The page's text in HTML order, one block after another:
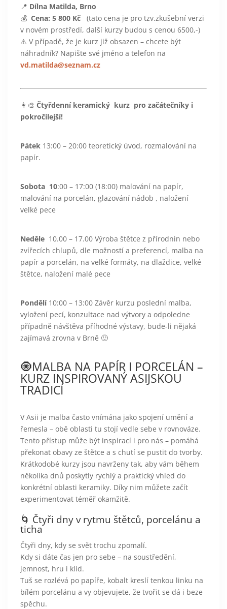
📍 Dílna Matilda, Brno
💰 Cena: 5 800 Kč (tato cena je pro tzv.zkušební verzi
v novém prostředí, další kurzy budou s cenou 6500,-)
⚠️ V případě, že je kurz již obsazen – chcete být
náhradník? Napište své jméno a telefon na
vd.matilda@seznam.cz
👩‍🎨 Čtyřdenní keramický kurz pro začátečníky i
pokročilejší!
Pátek 13:00 – 20:00 teoretický úvod, rozmalování na
papír.
Sobota 10:00 – 17:00 (18:00) malování na papír,
malování na porcelán, glazování nádob , naložení
velké pece
Neděle 10.00 – 17.00 Výroba štětce z přírodnin nebo
zvířecích chlupů, dle možností a preferencí, malba na
papír a porcelán, na velké formáty, na dlaždice, velké
štětce, naložení malé pece
Pondělí 10:00 – 13:00 Závěr kurzu poslední malba,
vyložení pecí, konzultace nad výtvory a odpoledne
případně návštěva příhodné výstavy, bude-li nějaká
zajímavá zrovna v Brně 🙂
🧿MALBA NA PAPÍR I PORCELÁN –
KURZ INSPIROVANÝ ASIJSKOU
TRADICÍ
V Asii je malba často vnímána jako spojení umění a
řemesla – obě oblasti tu stojí vedle sebe v rovnováze.
Tento přístup může být inspirací i pro nás – pomáhá
překonat obavy ze štětce a s chutí se pustit do tvorby.
Krátkodobé kurzy jsou navrženy tak, aby vám během
několika dnů poskytly rychlý a praktický vhled do
konkrétní oblasti keramiky. Díky nim můžete začít
experimentovat téměř okamžitě.
🌀 Čtyři dny v rytmu štětců, porcelánu a
ticha
Čtyři dny, kdy se svět trochu zpomalí.
Kdy si dáte čas jen pro sebe – na soustředění,
jemnost, hru i klid.
Tuš se rozlévá po papíře, kobalt kreslí tenkou linku na
bílém porcelánu a vy objevujete, že tvořit se dá i beze
spěchu.